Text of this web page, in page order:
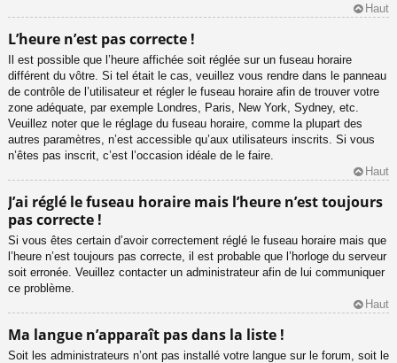
Haut
L’heure n’est pas correcte !
Il est possible que l’heure affichée soit réglée sur un fuseau horaire
différent du vôtre. Si tel était le cas, veuillez vous rendre dans le panneau
de contrôle de l’utilisateur et régler le fuseau horaire afin de trouver votre
zone adéquate, par exemple Londres, Paris, New York, Sydney, etc.
Veuillez noter que le réglage du fuseau horaire, comme la plupart des
autres paramètres, n’est accessible qu’aux utilisateurs inscrits. Si vous
n’êtes pas inscrit, c’est l’occasion idéale de le faire.
Haut
J’ai réglé le fuseau horaire mais l’heure n’est toujours
pas correcte !
Si vous êtes certain d’avoir correctement réglé le fuseau horaire mais que
l’heure n’est toujours pas correcte, il est probable que l’horloge du serveur
soit erronée. Veuillez contacter un administrateur afin de lui communiquer
ce problème.
Haut
Ma langue n’apparaît pas dans la liste !
Soit les administrateurs n’ont pas installé votre langue sur le forum, soit le